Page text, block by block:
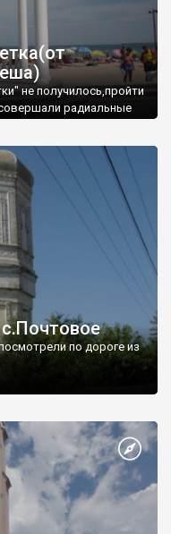
не получилось,пройти
радиальные
по дороге из